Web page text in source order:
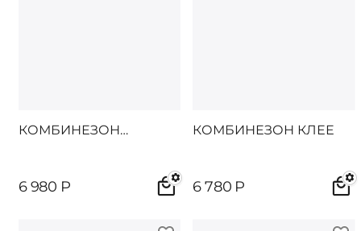
КОМБИНЕЗОН
6 980 Р
КОМБИНЕЗОН КЛЕЕ
6 780 Р